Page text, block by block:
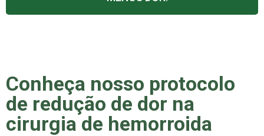
Conheça nosso protocolo
de redução de dor na
cirurgia de hemorroida